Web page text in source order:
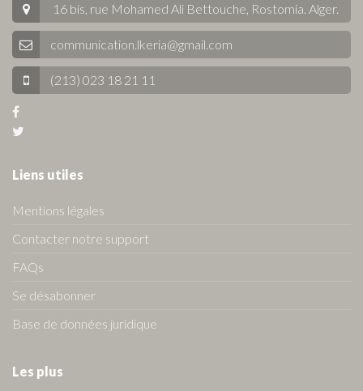
16 bis, rue Mohamed Ali Bettouche, Rostomia. Alger.
communication.lkeria@gmail.com
(213) 023 18 21 11
Liens utiles
Mentions légales
Contacter notre support
FAQs
Se désabonner
Base de données juridique
Les plus